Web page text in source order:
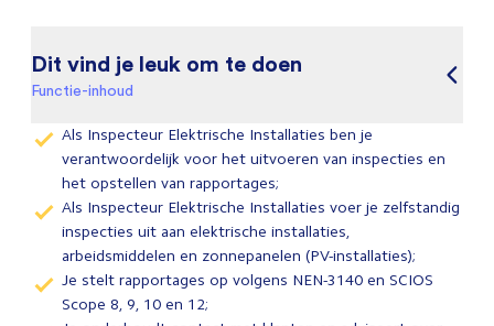
Dit vind je leuk om te doen
Functie-inhoud
Als Inspecteur Elektrische Installaties ben je
verantwoordelijk voor het uitvoeren van inspecties en
het opstellen van rapportages;
Als Inspecteur Elektrische Installaties voer je zelfstandig
inspecties uit aan elektrische installaties,
arbeidsmiddelen en zonnepanelen (PV-installaties);
Je stelt rapportages op volgens NEN-3140 en SCIOS
Scope 8, 9, 10 en 12;